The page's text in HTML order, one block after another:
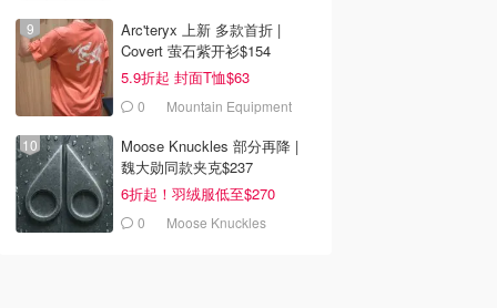
Arc'teryx 上新 多款首折 |
Covert 萤石紫开衫$154
5.9折起 封面T恤$63
0
Mountain Equipment
Moose Knuckles 部分再降 |
魏大勋同款夹克$237
6折起！羽绒服低至$270
0 Moose Knuckles